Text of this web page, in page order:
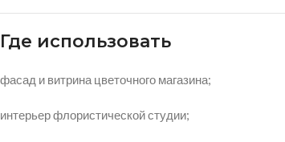
Где использовать
фасад и витрина цветочного магазина;
интерьер флористической студии;